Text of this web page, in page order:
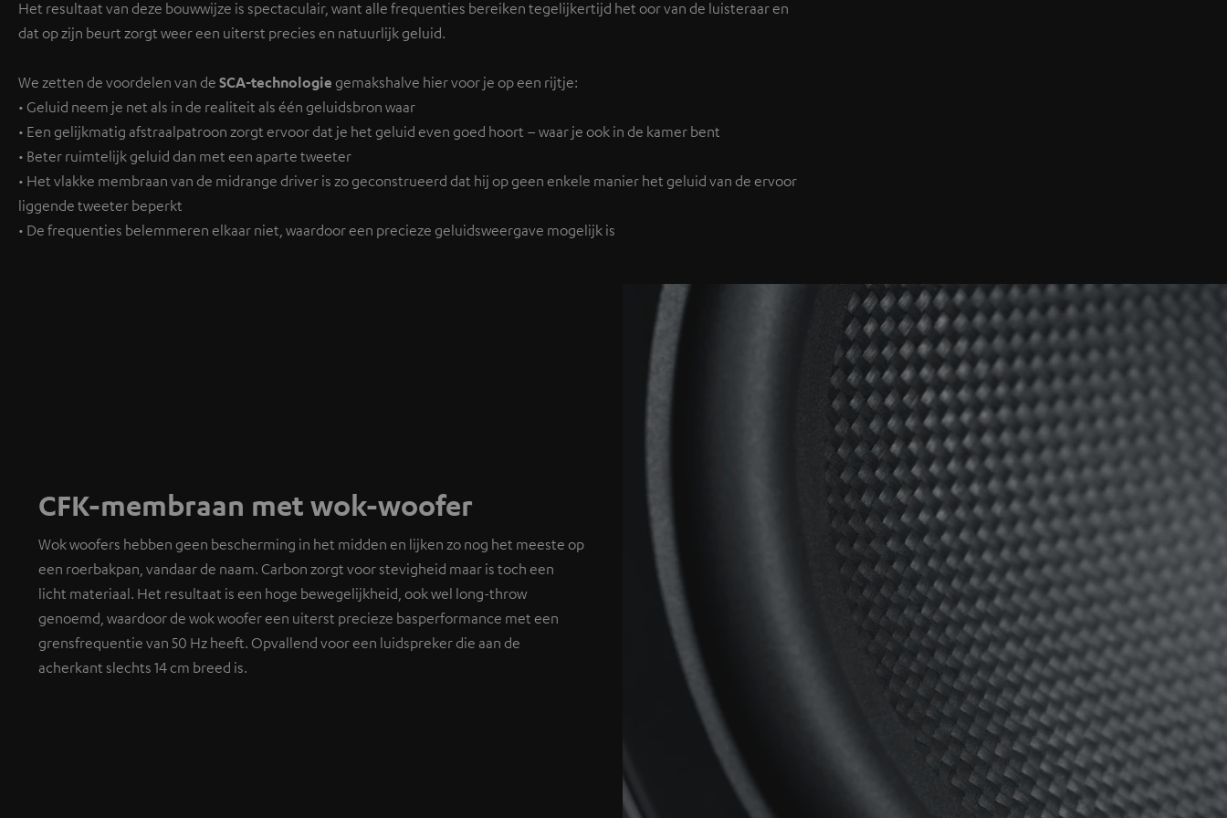
Het resultaat van deze bouwwijze is spectaculair, want alle frequenties bereiken tegelijkertijd het oor van de luisteraar en
dat op zijn beurt zorgt weer een uiterst precies en natuurlijk geluid.
We zetten de voordelen van de SCA-technologie gemakshalve hier voor je op een rijtje:
• Geluid neem je net als in de realiteit als één geluidsbron waar
• Een gelijkmatig afstraalpatroon zorgt ervoor dat je het geluid even goed hoort – waar je ook in de kamer bent
• Beter ruimtelijk geluid dan met een aparte tweeter
• Het vlakke membraan van de midrange driver is zo geconstrueerd dat hij op geen enkele manier het geluid van de ervoor
liggende tweeter beperkt
• De frequenties belemmeren elkaar niet, waardoor een precieze geluidsweergave mogelijk is
CFK-membraan met wok-woofer
Wok woofers hebben geen bescherming in het midden en lijken zo nog het meeste op
een roerbakpan, vandaar de naam. Carbon zorgt voor stevigheid maar is toch een
licht materiaal. Het resultaat is een hoge bewegelijkheid, ook wel long-throw
genoemd, waardoor de wok woofer een uiterst precieze basperformance met een
grensfrequentie van 50 Hz heeft. Opvallend voor een luidspreker die aan de
acherkant slechts 14 cm breed is.